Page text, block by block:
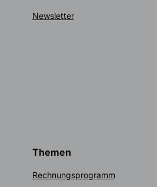
Newsletter
Themen
Rechnungsprogramm